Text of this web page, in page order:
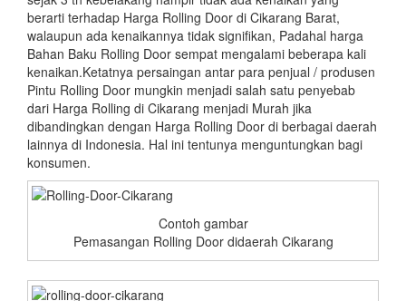
berarti terhadap Harga Rolling Door di Cikarang Barat,
walaupun ada kenaikannya tidak signifikan, Padahal harga
Bahan Baku Rolling Door sempat mengalami beberapa kali
kenaikan.Ketatnya persaingan antar para penjual / produsen
Pintu Rolling Door mungkin menjadi salah satu penyebab
dari Harga Rolling di Cikarang menjadi Murah jika
dibandingkan dengan Harga Rolling Door di berbagai daerah
lainnya di Indonesia. Hal ini tentunya menguntungkan bagi
konsumen.
Contoh gambar
Pemasangan Rolling Door didaerah Cikarang